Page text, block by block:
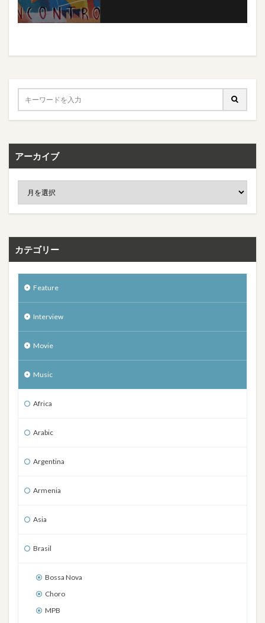
アーカイブ
カテゴリー
Feature
Interview
Movie
Music
Africa
Arabic
Argentina
Armenia
Asia
Brasil
Bossa Nova
Choro
MPB